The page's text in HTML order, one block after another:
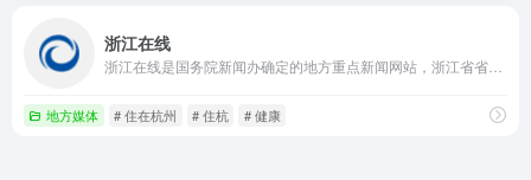
浙江在线
地方媒体 # 住在杭州 # 住杭 # 健康